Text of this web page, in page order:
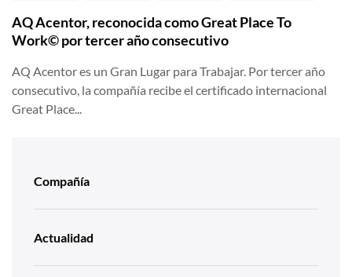
AQ Acentor, reconocida como Great Place To
Work© por tercer año consecutivo
AQ Acentor es un Gran Lugar para Trabajar. Por tercer año
consecutivo, la compañía recibe el certificado internacional
Great Place...
Compañía
Actualidad